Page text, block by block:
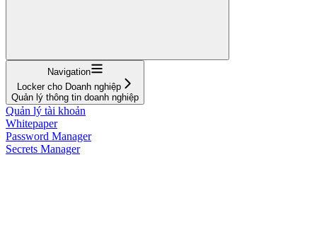
Navigation
Locker cho Doanh nghiệp
Quản lý thông tin doanh nghiệp
Quản lý tài khoản
Whitepaper
Password Manager
Secrets Manager